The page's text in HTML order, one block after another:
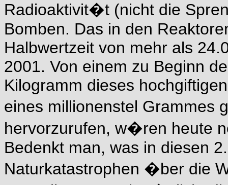
Radioaktivit�t (nicht die
Bomben. Das in den
Halbwertzeit von mehr als
2001. Von einem zu Beginn
Kilogramm dieses
eines millionenstel Grammes
hervorzurufen, w�ren heute
Bedenkt man, was in diesen
Naturkatastrophen �ber die